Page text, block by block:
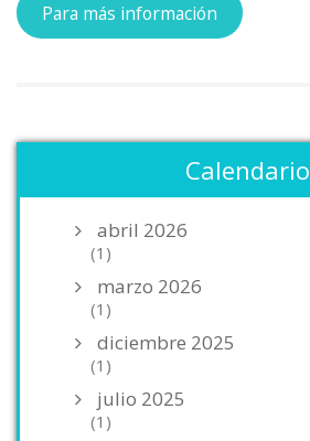
Para más información
Calendario
abril 2026
(1)
marzo 2026
(1)
diciembre 2025
(1)
julio 2025
(1)